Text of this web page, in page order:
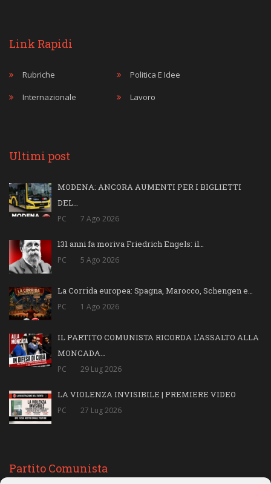
Link Rapidi
Rubriche Politica E Idee
Internazionale Lavoro
Ultimi post
MODENA: ANCORA AUMENTI PER I BIGLIETTI
DEL…
PC 7 Ago 2026
131 anni fa moriva Friedrich Engels: il…
PC 5 Ago 2026
La Corrida europea: Spagna, Marocco, Schengen e…
PC 1 Ago 2026
IL PARTITO COMUNISTA RICORDA L’ASSALTO ALLA
MONCADA…
PC 29 Lug 2026
LA VIOLENZA INVISIBILE | PREMIERE VIDEO
PC 27 Lug 2026
Partito Comunista